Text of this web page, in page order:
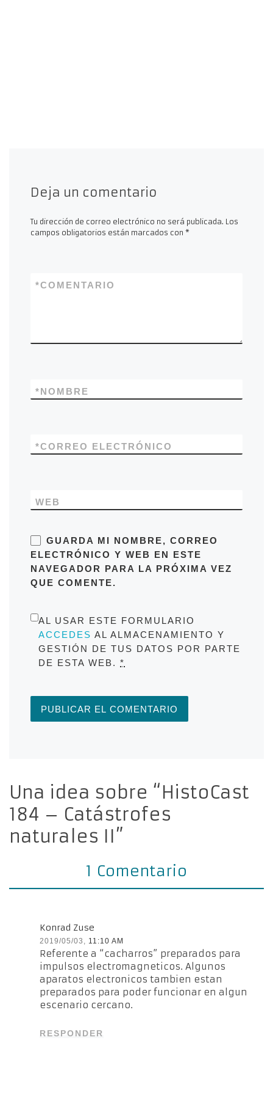
Deja un comentario
Tu dirección de correo electrónico no será publicada. Los
campos obligatorios están marcados con *
COMENTARIO
*
NOMBRE
*
CORREO ELECTRÓNICO
*
WEB
GUARDA MI NOMBRE, CORREO
ELECTRÓNICO Y WEB EN ESTE
NAVEGADOR PARA LA PRÓXIMA VEZ
QUE COMENTE.
AL USAR ESTE FORMULARIO
ACCEDES AL ALMACENAMIENTO Y
GESTIÓN DE TUS DATOS POR PARTE
DE ESTA WEB. *
Una idea sobre “HistoCast
184 – Catástrofes
naturales II”
1 Comentario
Konrad Zuse
2019/05/03, 11:10 AM
Referente a “cacharros” preparados para
impulsos electromagneticos. Algunos
aparatos electronicos tambien estan
preparados para poder funcionar en algun
escenario cercano.
RESPONDER